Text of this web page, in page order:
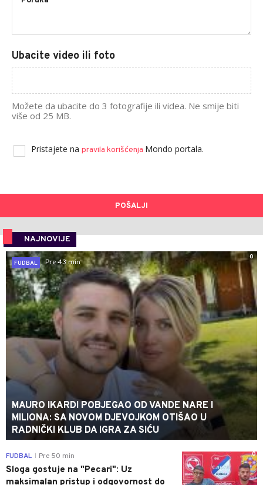
Ubacite video ili foto
Možete da ubacite do 3 fotografije ili videa. Ne smije biti
više od 25 MB.
Pristajete na pravila korišćenja Mondo portala.
POŠALJI
NAJNOVIJE
0
FUDBAL
Pre 43 min
MAURO IKARDI POBJEGAO OD VANDE NARE I
MILIONA: SA NOVOM DJEVOJKOM OTIŠAO U
RADNIČKI KLUB DA IGRA ZA SIĆU
0
FUDBAL Pre 50 min
Sloga gostuje na "Pecari": Uz
maksimalan pristup i odgovornost do